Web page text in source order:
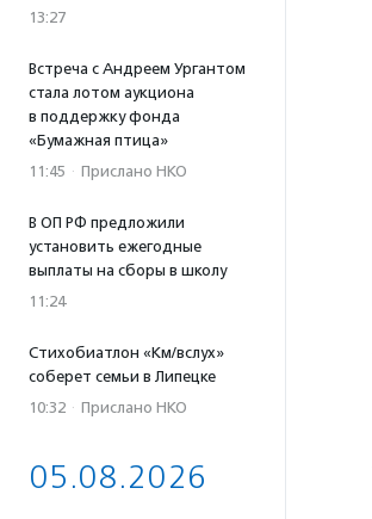
13:27
Встреча с Андреем Ургантом
стала лотом аукциона
в поддержку фонда
«Бумажная птица»
11:45 · Прислано НКО
В ОП РФ предложили
установить ежегодные
выплаты на сборы в школу
11:24
Стихобиатлон «Км/вслух»
соберет семьи в Липецке
10:32 · Прислано НКО
05.08.2026